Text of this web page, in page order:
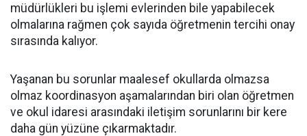
müdürlükleri bu işlemi evlerinden bile yapabilecek
olmalarına rağmen çok sayıda öğretmenin tercihi onay
sırasında kalıyor.
Yaşanan bu sorunlar maalesef okullarda olmazsa
olmaz koordinasyon aşamalarından biri olan öğretmen
ve okul idaresi arasındaki iletişim sorunlarını bir kere
daha gün yüzüne çıkarmaktadır.